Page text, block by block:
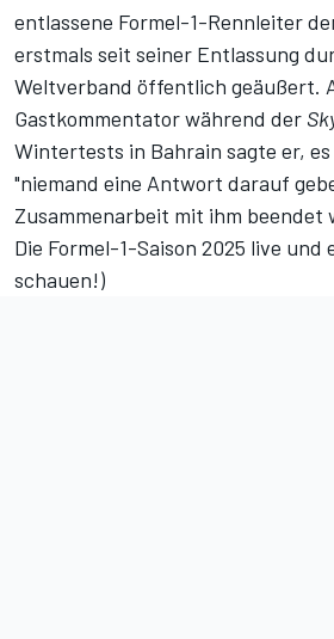
entlassene Formel-1-Rennleiter
erstmals seit seiner Entlassung
Weltverband öffentlich geäußert.
Gastkommentator während der
Wintertests in Bahrain sagte er,
"niemand eine Antwort darauf
Zusammenarbeit mit ihm beendet
Die Formel-1-Saison 2025 live und
schauen!)